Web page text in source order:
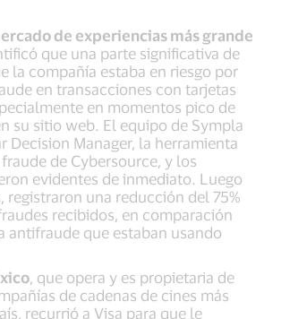
de experiencias más grande
que una parte significativa de
la compañía estaba en riesgo por
en transacciones con tarjetas
en momentos pico de
su sitio web. El equipo de Sympla
Decision Manager, la herramienta
de Cybersource, y los
evidentes de inmediato. Luego
registraron una reducción del 75%
recibidos, en comparación
antifraude que estaban usando
, que opera y es propietaria de
de cadenas de cines más
recurrió a Visa para que le